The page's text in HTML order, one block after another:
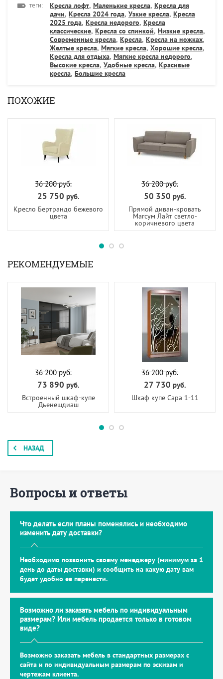
теги: Кресла лофт, Маленькие кресла, Кресла для
дачи, Кресла 2024 года, Узкие кресла, Кресла
2025 года, Кресла недорого, Кресла
классические, Кресла со спинкой, Низкие кресла,
Современные кресла, Кресла, Кресла на ножках,
Желтые кресла, Мягкие кресла, Хорошие кресла,
Кресла для отдыха, Мягкие кресла недорого,
Высокие кресла, Удобные кресла, Красивые
кресла, Большие кресла
ПОХОЖИЕ
36 200руб.
25 750 руб.
Кресло Бертрандо бежевого
цвета
36 200руб.
50 350 руб.
Прямой диван-кровать
Магсум Лайт светло-
коричневого цвета
РЕКОМЕНДУЕМЫЕ
36 200руб.
73 890 руб.
Встроенный шкаф-купе
Дьенешдиаш
36 200руб.
27 730 руб.
Шкаф купе Сара 1-11
НАЗАД
Вопросы и ответы
Что делать если планы поменялись и необходимо
изменить дату доставки?
Необходимо позвонить своему менеджеру (минимум за 1
день до даты доставки) и сообщить на какую дату вам
будет удобно ее перенести.
Возможно ли заказать мебель по индивидуальным
размерам? Или мебель продается только в готовом
виде?
Возможно заказать мебель в стандартных размерах с
сайта и по индивидуальным размерам по эскизам и
чертежам клиента.